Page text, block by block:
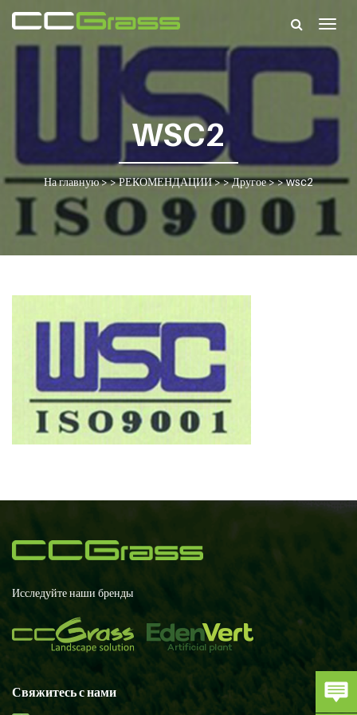
WSC2
На главную> >РЕКОМЕНДАЦИИ> >Другое> >wsc2
Исследуйте наши бренды
Свяжитесь с нами